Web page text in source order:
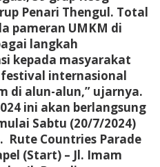
Penari Thengul. Total
pameran UMKM di
langkah
kepada masyarakat
internasional
di alun-alun,” ujarnya.
ini akan berlangsung
Sabtu (20/7/2024)
Rute Countries Parade
(Start) – Jl. Imam